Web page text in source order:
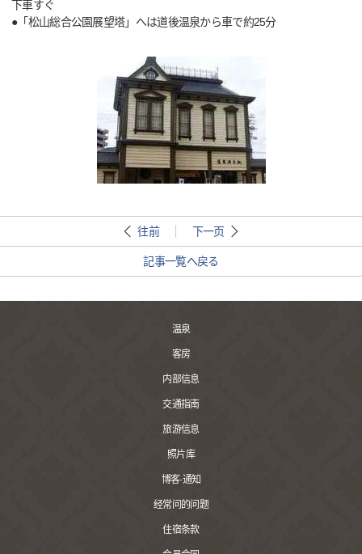
下車すぐ
●「松山総合公園展望塔」へは道後温泉から車で約25分
往前 下一页
記事一覧へ戻る
温泉
客房
内部信息
交通指南
旅游信息
照片库
博客·通知
经常问的问题
住宿条款